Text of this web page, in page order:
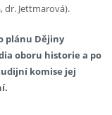
dr. Jettmarová).
plánu Dějiny
oboru historie a po
komise jej